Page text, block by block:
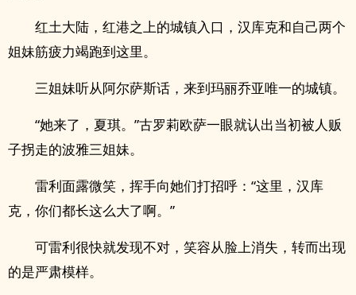
红土大陆，红港之上的城镇入口，汉库克和自己两个
姐妹筋疲力竭跑到这里。
三姐妹听从阿尔萨斯话，来到玛丽乔亚唯一的城镇。
“她来了，夏琪。”古罗莉欧萨一眼就认出当初被人贩
子拐走的波雅三姐妹。
雷利面露微笑，挥手向她们打招呼：“这里，汉库
克，你们都长这么大了啊。”
可雷利很快就发现不对，笑容从脸上消失，转而出现
的是严肃模样。